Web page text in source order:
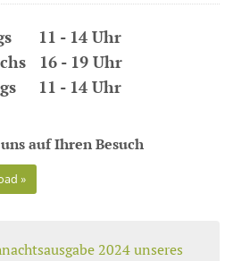
11 - 14 Uhr
16 - 19 Uhr
11 - 14 Uhr
auf Ihren Besuch
2024 unseres